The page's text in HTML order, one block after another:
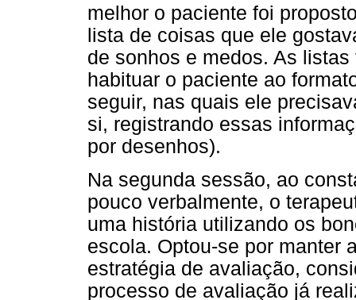
melhor o paciente foi
lista de coisas que ele
de sonhos e medos. As
habituar o paciente ao
seguir, nas quais ele
si, registrando essas
por desenhos).
Na segunda sessão, ao
pouco verbalmente, o
uma história utilizando os
escola. Optou-se por manter
estratégia de avaliação,
processo de avaliação já